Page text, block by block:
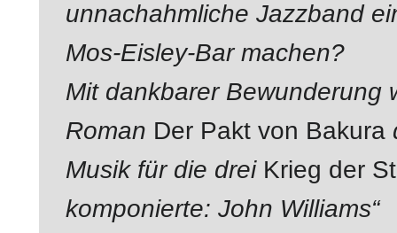
unnachahmliche Jazzband
Mos-Eisley-Bar machen?
Mit dankbarer Bewunderung
Roman Der Pakt von Bakura
Musik für die drei Krieg der
komponierte: John Williams“